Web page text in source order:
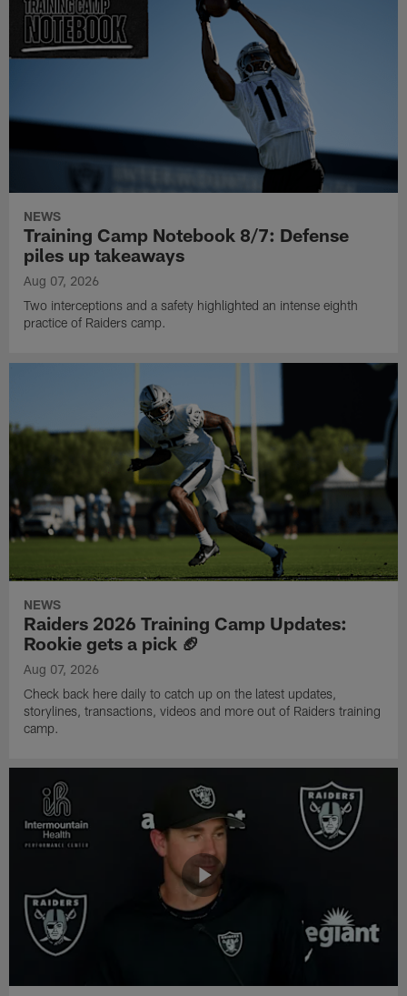
NEWS
Training Camp Notebook 8/7: Defense
piles up takeaways
Aug 07, 2026
Two interceptions and a safety highlighted an intense eighth
practice of Raiders camp.
NEWS
Raiders 2026 Training Camp Updates:
Rookie gets a pick 🏈
Aug 07, 2026
Check back here daily to catch up on the latest updates,
storylines, transactions, videos and more out of Raiders training
camp.